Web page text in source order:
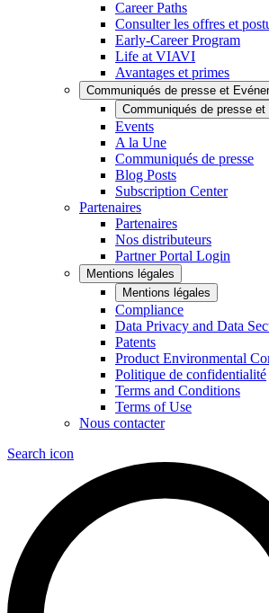
Career Paths
Consulter les offres et
Early-Career Program
Life at VIAVI
Avantages et primes
Communiqués de presse et
Communiqués de presse et
Events
A la Une
Communiqués de presse
Blog Posts
Subscription Center
Partenaires
Partenaires
Nos distributeurs
Partner Portal Login
Mentions légales
Mentions légales
Compliance
Data Privacy and Data
Patents
Product Environmental
Politique de confidentialité
Terms and Conditions
Terms of Use
Nous contacter
Search icon